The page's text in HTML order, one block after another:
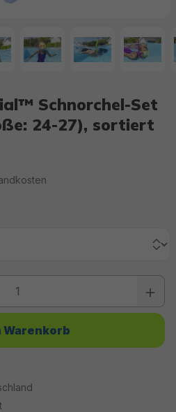
Schnorchel-Set
24-27), sortiert
Wert ein oder benutze die
Warenkorb